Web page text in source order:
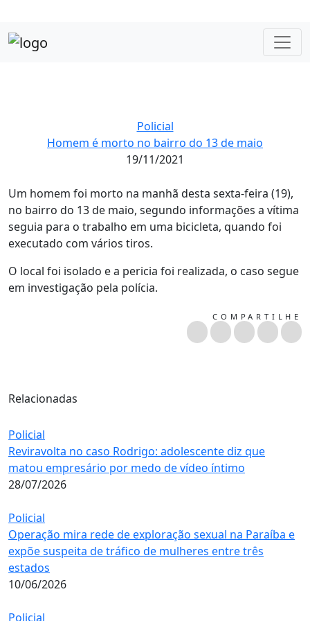
Policial
Homem é morto no bairro do 13 de maio
19/11/2021
Um homem foi morto na manhã desta sexta-feira (19),
no bairro do 13 de maio, segundo informações a vítima
seguia para o trabalho em uma bicicleta, quando foi
executado com vários tiros.
O local foi isolado e a pericia foi realizada, o caso segue
em investigação pela polícia.
COMPARTILHE
Relacionadas
Policial
Reviravolta no caso Rodrigo: adolescente diz que
matou empresário por medo de vídeo íntimo
28/07/2026
Policial
Operação mira rede de exploração sexual na Paraíba e
expõe suspeita de tráfico de mulheres entre três
estados
10/06/2026
Policial